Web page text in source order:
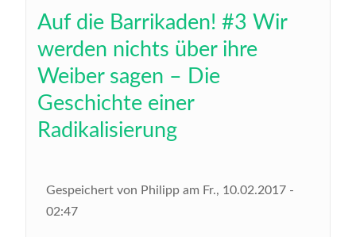
Auf die Barrikaden! #3 Wir
werden nichts über ihre
Weiber sagen – Die
Geschichte einer
Radikalisierung
Gespeichert von Philipp am Fr., 10.02.2017 -
02:47